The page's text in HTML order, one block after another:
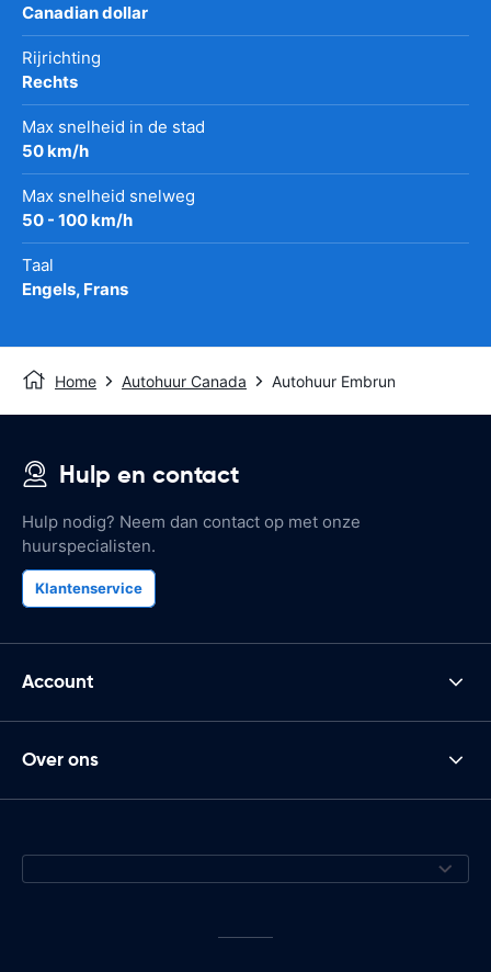
Canadian dollar
Rijrichting
Rechts
Max snelheid in de stad
50 km/h
Max snelheid snelweg
50 - 100 km/h
Taal
Engels, Frans
Home Autohuur Canada Autohuur Embrun
Hulp en contact
Hulp nodig? Neem dan contact op met onze
huurspecialisten.
Klantenservice
Account
Over ons